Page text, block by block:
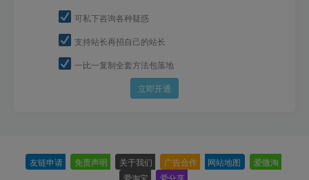
可私下咨询各种疑惑
支持站长再招自己的站长
一比一复制全套方法包落地
立即开通
友链申请 免责声明 关于我们 广告合作 网站地图 爱微淘
爱淘宝
爱分享